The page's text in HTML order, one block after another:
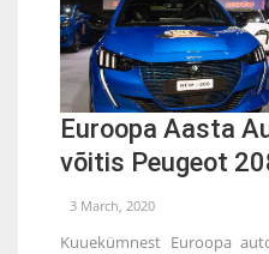
Euroopa Aasta
võitis Peugeot
3 March, 2020
Kuuekümnest Euroopa